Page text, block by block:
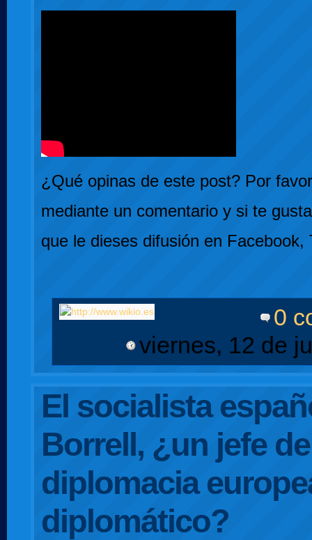
¿Qué opinas de este post? Por
mediante un comentario y si te
que le dieses difusión en Facebook,
0
viernes, 12 de
El socialista
Borrell, ¿un jefe
diplomacia
diplomático?